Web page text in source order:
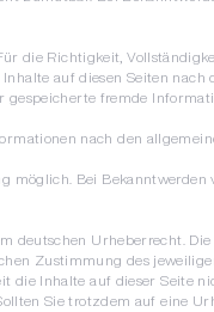
die Richtigkeit,
auf diesen Seiten nach
fremde
nach den
Bei Bekanntwerden
deutschen Urheberrecht.
Zustimmung des
die Inhalte auf dieser Seite
Sie trotzdem auf eine